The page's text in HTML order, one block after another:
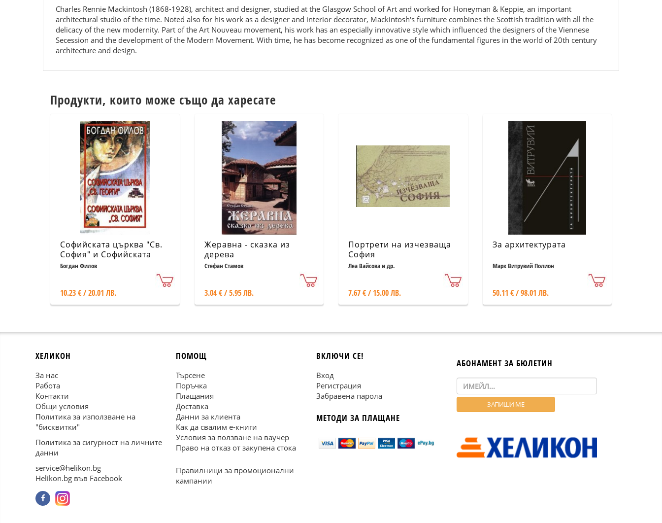
Charles Rennie Mackintosh (1868-1928), architect and designer, studied at the Glasgow School of Art and worked for Honeyman & Keppie, an important
architectural studio of the time. Noted also for his work as a designer and interior decorator, Mackintosh's furniture combines the Scottish tradition with all the
delicacy of the new modernity. Part of the Art Nouveau movement, his work has an especially innovative style which influenced the designers of the Viennese
Secession and the development of the Modern Movement. With time, he has become recognized as one of the fundamental figures in the world of 20th century
architecture and design.
Продукти, които може също да харесате
Софийската църква "Св.
София" и Софийската
църква "Св. Георги"
Богдан Филов
10.23 € / 20.01 ЛВ.
Жеравна - сказка из
дерева
Стефан Стамов
3.04 € / 5.95 ЛВ.
Портрети на изчезваща
София
Леа Вайсова и др.
7.67 € / 15.00 ЛВ.
За архитектурата
Марк Витрувий Полион
50.11 € / 98.01 ЛВ.
ХЕЛИКОН
За нас
Работа
Контакти
Общи условия
Политика за използване на
"бисквитки"
Политика за сигурност на личните
данни
service@helikon.bg
Helikon.bg във Facebook
ПОМОЩ
Търсене
Поръчка
Плащания
Доставка
Данни за клиента
Как да свалим е-книги
Условия за ползване на ваучер
Право на отказ от закупена стока
Правилници за промоционални
кампании
ВКЛЮЧИ СЕ!
Вход
Регистрация
Забравена парола
МЕТОДИ ЗА ПЛАЩАНЕ
АБОНАМЕНТ ЗА БЮЛЕТИН